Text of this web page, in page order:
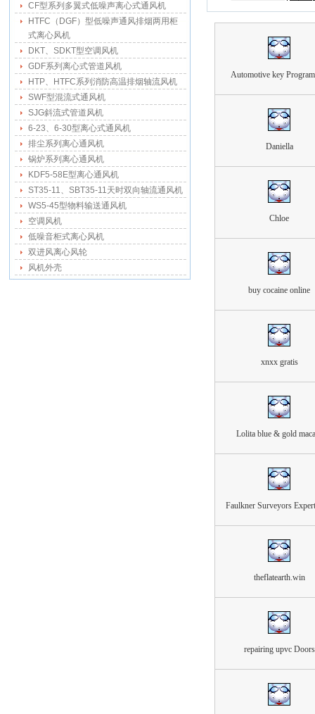
CF型系列多翼式低噪声离心式通风机
HTFC（DGF）型低噪声通风排烟两用柜
式离心风机
DKT、SDKT型空调风机
GDF系列离心式管道风机
HTP、HTFC系列消防高温排烟轴流风机
SWF型混流式通风机
SJG斜流式管道风机
6-23、6-30型离心式通风机
排尘系列离心通风机
锅炉系列离心通风机
KDF5-58E型离心通风机
ST35-11、SBT35-11天时双向轴流通风机
WS5-45型物料输送通风机
空调风机
低噪音柜式离心风机
双进风离心风轮
风机外壳
Automotive key
Daniella
Chloe
buy cocaine online
xnxx gratis
Lolita blue & gold
Faulkner Surveyors
theflatearth.win
repairing upvc Doors